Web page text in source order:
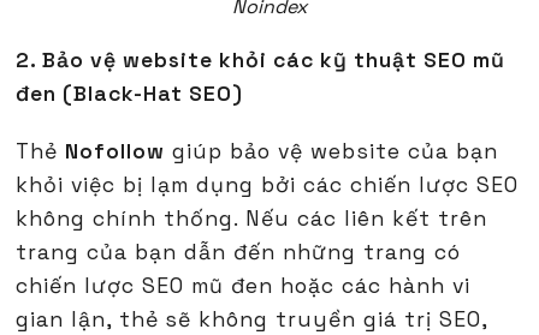
Noindex
2. Bảo vệ website khỏi các kỹ thuật SEO mũ
đen (Black-Hat SEO)
Thẻ Nofollow giúp bảo vệ website của bạn
khỏi việc bị lạm dụng bởi các chiến lược SEO
không chính thống. Nếu các liên kết trên
trang của bạn dẫn đến những trang có
chiến lược SEO mũ đen hoặc các hành vi
gian lận, thẻ sẽ không truyền giá trị SEO,